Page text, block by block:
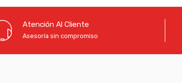
Atención Al Cliente
Asesoría sin compromiso